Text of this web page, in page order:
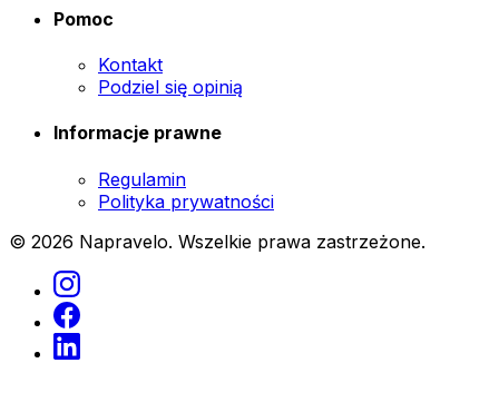
Pomoc
Kontakt
Podziel się opinią
Informacje prawne
Regulamin
Polityka prywatności
© 2026 Napravelo. Wszelkie prawa zastrzeżone.